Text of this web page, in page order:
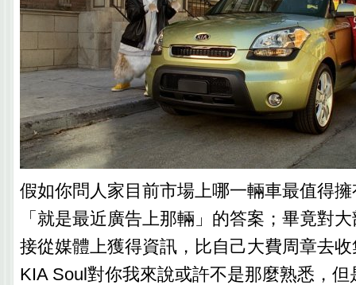
假如你問人家目前市場上哪一輛車最值得
「就是最近廣告上那輛」的答案；畢竟對
接從媒體上獲得資訊，比自己大費周章去
KIA Soul對你我來說或許不是那麼熟悉，